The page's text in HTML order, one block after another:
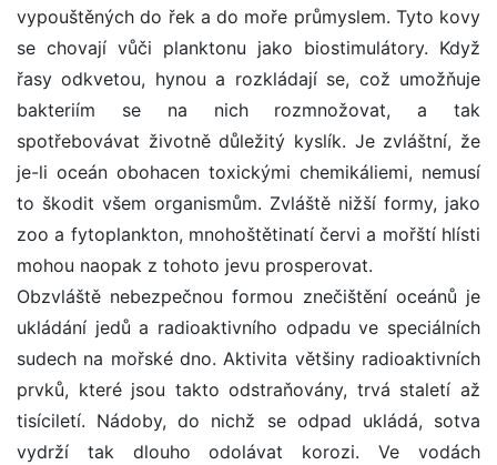
vypouštěných do řek a do moře průmyslem. Tyto kovy
se chovají vůči planktonu jako biostimulátory. Když
řasy odkvetou, hynou a rozkládají se, což umožňuje
bakteriím se na nich rozmnožovat, a tak
spotřebovávat životně důležitý kyslík. Je zvláštní, že
je-li oceán obohacen toxickými chemikáliemi, nemusí
to škodit všem organismům. Zvláště nižší formy, jako
zoo a fytoplankton, mnohoštětinatí červi a mořští hlísti
mohou naopak z tohoto jevu prosperovat.
Obzvláště nebezpečnou formou znečištění oceánů je
ukládání jedů a radioaktivního odpadu ve speciálních
sudech na mořské dno. Aktivita většiny radioaktivních
prvků, které jsou takto odstraňovány, trvá staletí až
tisíciletí. Nádoby, do nichž se odpad ukládá, sotva
vydrží tak dlouho odolávat korozi. Ve vodách